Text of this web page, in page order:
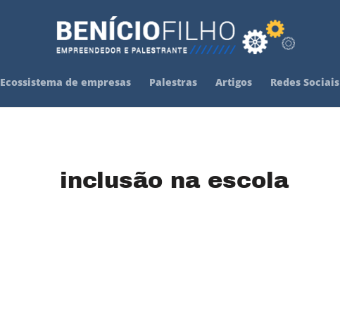
Ecossistema de empresas Palestras Artigos Redes Sociais
inclusão na escola